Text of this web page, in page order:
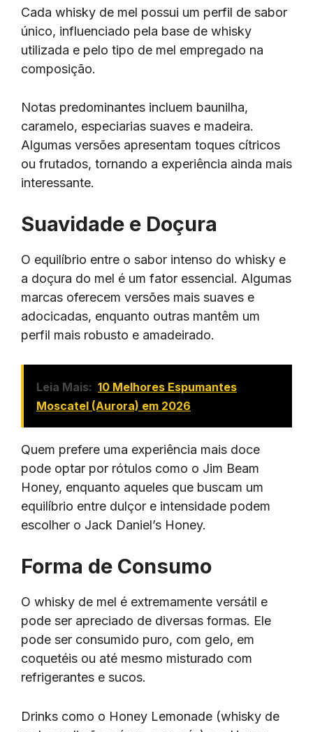
Cada whisky de mel possui um perfil de sabor
único, influenciado pela base de whisky
utilizada e pelo tipo de mel empregado na
composição.
Notas predominantes incluem baunilha,
caramelo, especiarias suaves e madeira.
Algumas versões apresentam toques cítricos
ou frutados, tornando a experiência ainda mais
interessante.
Suavidade e Doçura
O equilíbrio entre o sabor intenso do whisky e
a doçura do mel é um fator essencial. Algumas
marcas oferecem versões mais suaves e
adocicadas, enquanto outras mantêm um
perfil mais robusto e amadeirado.
Leia Mais: 10 Melhores Espumantes
Moscatel (Aurora) em 2026
Quem prefere uma experiência mais doce
pode optar por rótulos como o Jim Beam
Honey, enquanto aqueles que buscam um
equilíbrio entre dulçor e intensidade podem
escolher o Jack Daniel’s Honey.
Forma de Consumo
O whisky de mel é extremamente versátil e
pode ser apreciado de diversas formas. Ele
pode ser consumido puro, com gelo, em
coquetéis ou até mesmo misturado com
refrigerantes e sucos.
Drinks como o Honey Lemonade (whisky de